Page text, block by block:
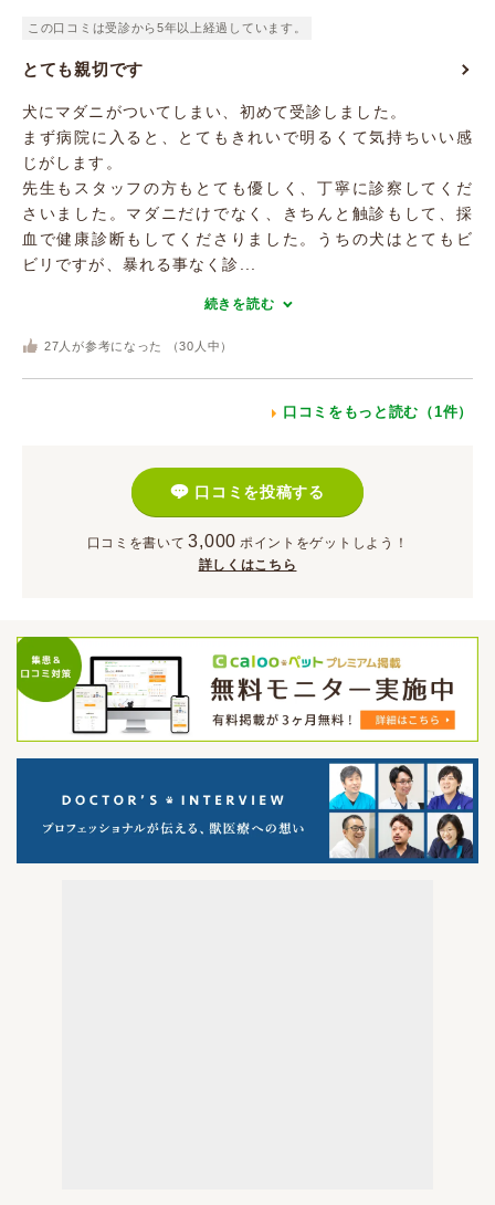
この口コミは受診から5年以上経過しています。
とても親切です
犬にマダニがついてしまい、初めて受診しました。
まず病院に入ると、とてもきれいで明るくて気持ちいい感
じがします。
先生もスタッフの方もとても優しく、丁寧に診察してくだ
さいました。マダニだけでなく、きちんと触診もして、採
血で健康診断もしてくださりました。うちの犬はとてもビ
ビリですが、暴れる事なく診...
続きを読む
27 人が参考になった （30 人中）
口コミをもっと読む（1件）
口コミを投稿する
口コミを書いて 3,000 ポイント をゲットしよう！
詳しくはこちら